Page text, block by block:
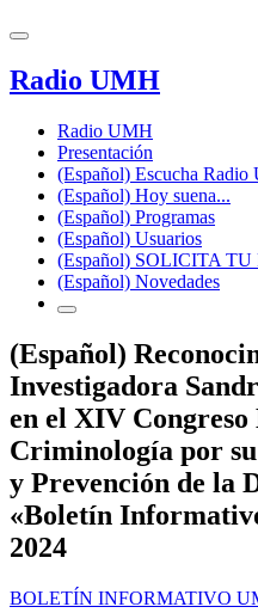
Radio UMH
Radio UMH
Presentación
(Español) Escucha Radio
(Español) Hoy suena...
(Español) Programas
(Español) Usuarios
(Español) SOLICITA
(Español) Novedades
(Español)
Investigadora
en el XIV Congreso
Criminología por
y Prevención de la
«Boletín
2024
BOLETÍN INFORMATIVO